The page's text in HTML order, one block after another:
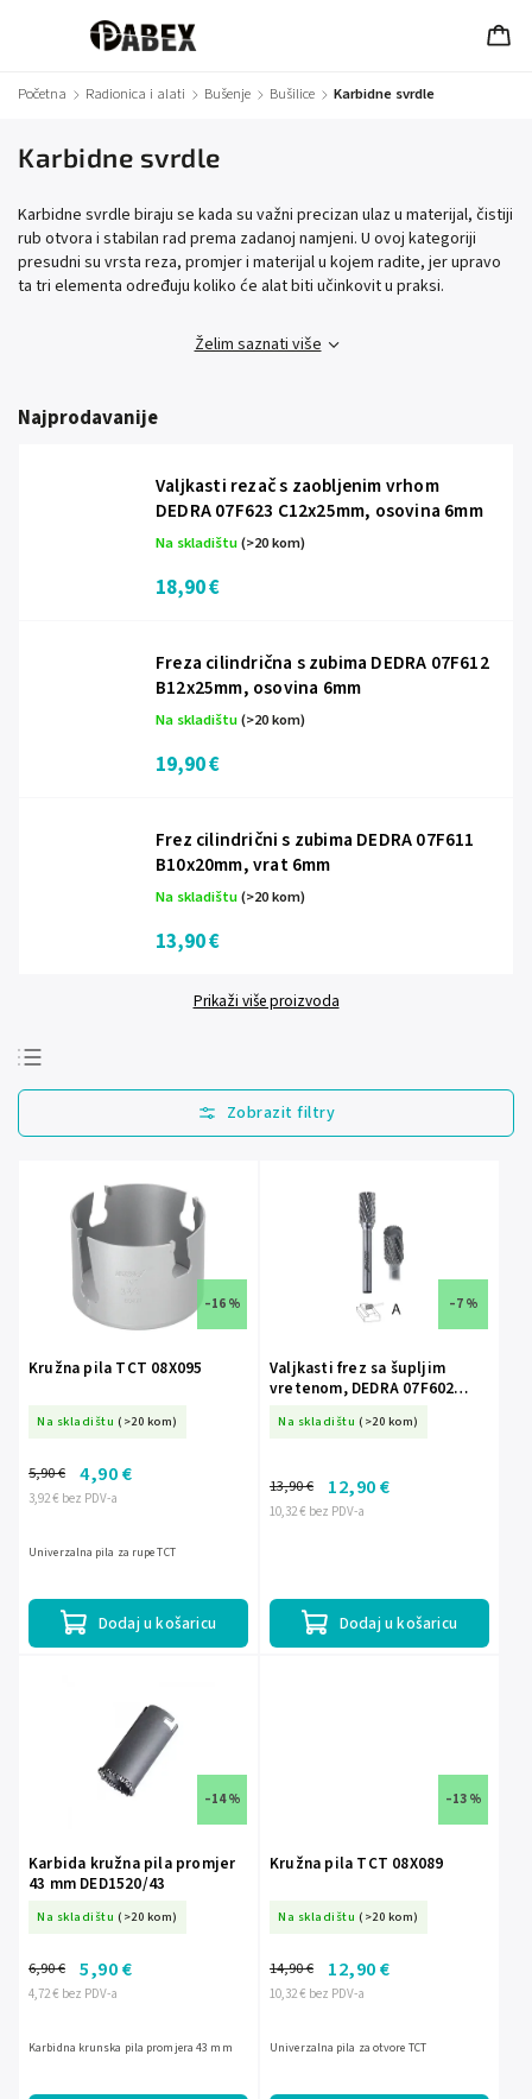
Početna / Radionica i alati / Bušenje / Bušilice / Karbidne svrdle
Karbidne svrdle
Karbidne svrdle biraju se kada su važni precizan ulaz u materijal, čistiji
rub otvora i stabilan rad prema zadanoj namjeni. U ovoj kategoriji
presudni su vrsta reza, promjer i materijal u kojem radite, jer upravo
ta tri elementa određuju koliko će alat biti učinkovit u praksi.
Želim saznati više
Najprodavanije
Valjkasti rezač s zaobljenim vrhom
DEDRA 07F623 C12x25mm, osovina 6mm
Na skladištu(>20 kom)
18,90 €
Freza cilindrična s zubima DEDRA 07F612
B12x25mm, osovina 6mm
Na skladištu(>20 kom)
19,90 €
Frez cilindrični s zubima DEDRA 07F611
B10x20mm, vrat 6mm
Na skladištu(>20 kom)
13,90 €
Prikaži više proizvoda
Najprodavanije
Najjeftinije
Abecedno
–16 %
Kružna pila TCT 08X095
Na skladištu (>20 kom)
3,92 € bez PDV-a
5,90 € 4,90 €
Dodaj u košaricu
Univerzalna pila za rupe TCT
–7 %
Valjkasti frez sa šupljim
vretenom, DEDRA 07F602
6mm
Na skladištu (>20 kom)
10,32 € bez PDV-a
13,90 € 12,90 €
Dodaj u košaricu
–14 %
Karbida kružna pila promjer
43 mm DED1520/43
Na skladištu (>20 kom)
4,72 € bez PDV-a
6,90 € 5,90 €
Karbidna krunska pila promjera 43 mm
–13 %
Kružna pila TCT 08X089
Na skladištu (>20 kom)
10,32 € bez PDV-a
14,90 € 12,90 €
Univerzalna pila za otvore TCT